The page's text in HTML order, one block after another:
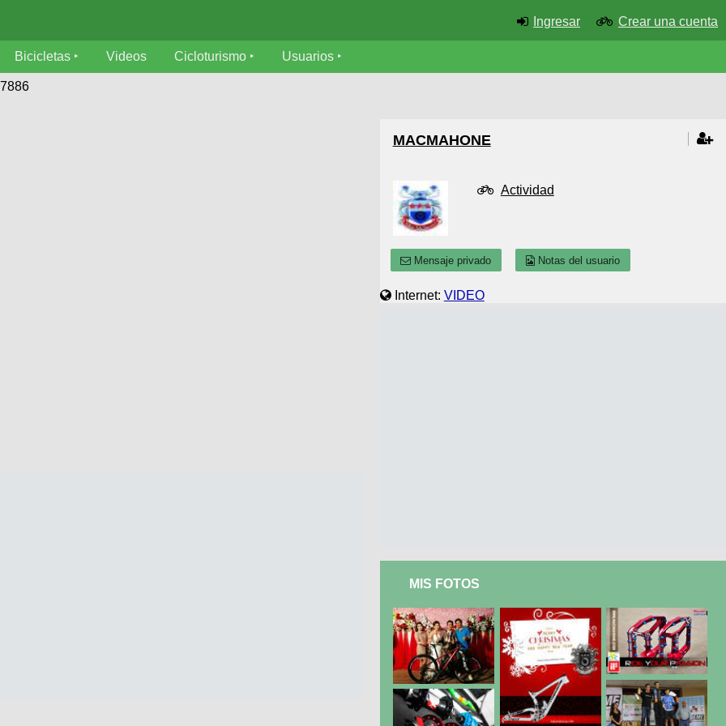
Ingresar Crear una cuenta
Bicicletas Videos Cicloturismo Usuarios
MACMAHONE
Actividad
Mensaje privado Notas del usuario
Internet: VIDEO
MIS FOTOS